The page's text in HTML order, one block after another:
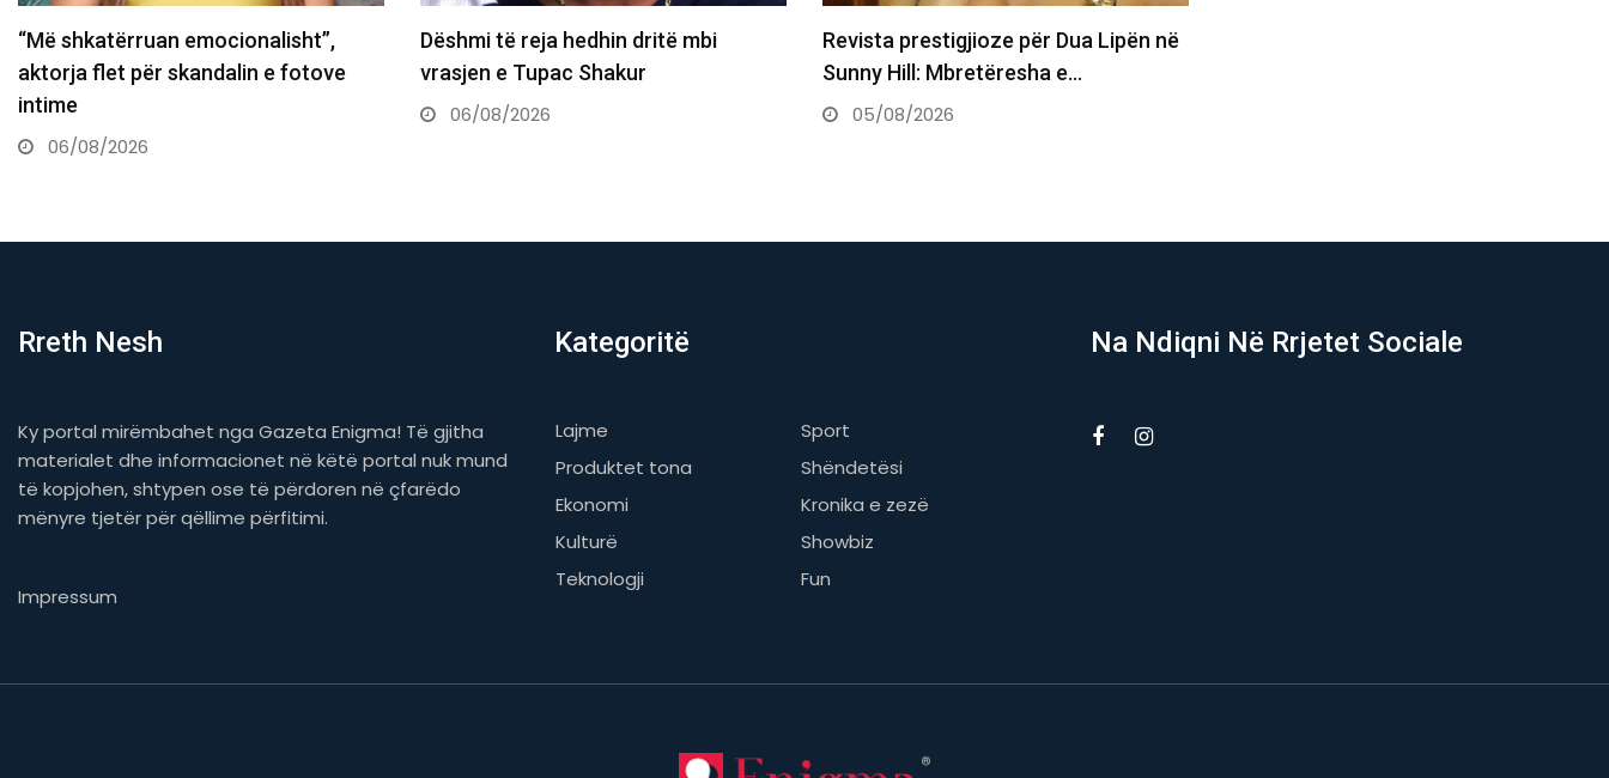
Dëshmi të reja hedhin dritë mbi
vrasjen e Tupac Shakur
06/08/2026
Revista prestigjioze për Dua Lipën në
Sunny Hill: Mbretëresha e…
05/08/2026
Katy Perry nga Sunny Hill shkon në
Kotor me Turedaun,…
05/08/2026
Rreth Nesh
Ky portal mirëmbahet nga Gazeta Enigma! Të gjitha
materialet dhe informacionet në këtë portal nuk mund
të kopjohen, shtypen ose të përdoren në çfarëdo
mënyre tjetër për qëllime përfitimi.
Impressum
Kategoritë
Lajme
Sport
Produktet tona
Shëndetësi
Ekonomi
Kronika e zezë
Kulturë
Showbiz
Teknologji
Fun
Na Ndiqni Në Rrjetet Sociale